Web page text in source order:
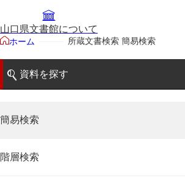
山口県文書館について
ホーム 所蔵文書検索 簡易検索
資料を探す
簡易検索
階層検索